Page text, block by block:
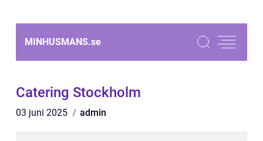
MINHUSMANS.se
Catering Stockholm
03 juni 2025 admin